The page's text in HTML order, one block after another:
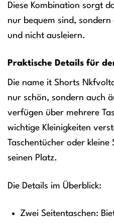
Diese Kombination sorgt
nur bequem sind,
und nicht ausleiern.
Praktische Details für
Die name it Shorts
nur schön, sondern auch
verfügen über mehrere
wichtige Kleinigkeiten
Taschentücher oder
seinen Platz.
Die Details im Überblick:
Zwei Seitentaschen: